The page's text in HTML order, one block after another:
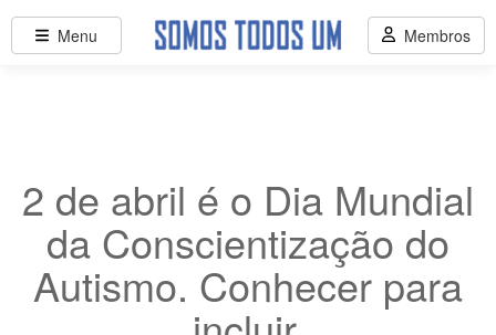
2 de abril é o Dia Mundial
da Conscientização do
Autismo. Conhecer para
Menu Membros